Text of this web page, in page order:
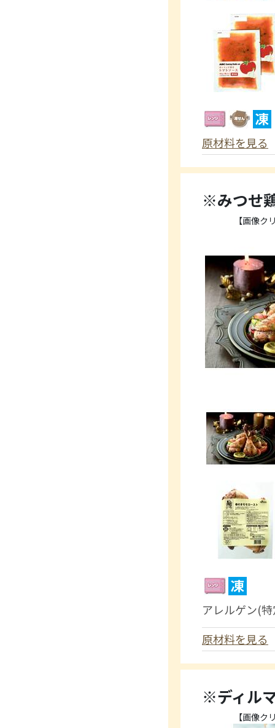
原材料を見る
※みつせ
【画像ク
アレルゲン(
原材料を見る
※ディル
【画像ク